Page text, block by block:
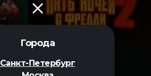
Города
Санкт-Петербург